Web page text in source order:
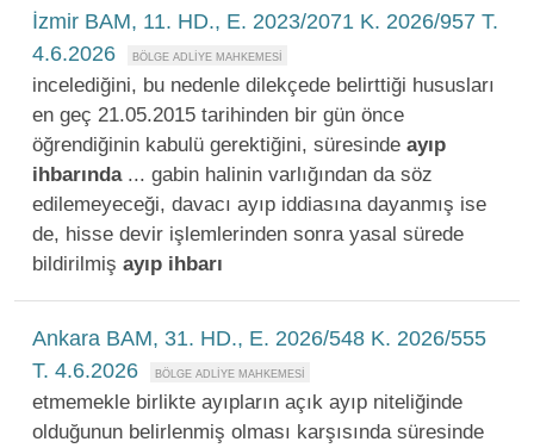
İzmir BAM, 11. HD., E. 2023/2071 K. 2026/957 T.
4.6.2026
incelediğini, bu nedenle dilekçede belirttiği hususları
en geç 21.05.2015 tarihinden bir gün önce
öğrendiğinin kabulü gerektiğini, süresinde ayıp
ihbarında... gabin halinin varlığından da söz
edilemeyeceği, davacı ayıp iddiasına dayanmış ise
de, hisse devir işlemlerinden sonra yasal sürede
bildirilmiş ayıp ihbarı
Ankara BAM, 31. HD., E. 2026/548 K. 2026/555
T. 4.6.2026
etmemekle birlikte ayıpların açık ayıp niteliğinde
olduğunun belirlenmiş olması karşısında süresinde